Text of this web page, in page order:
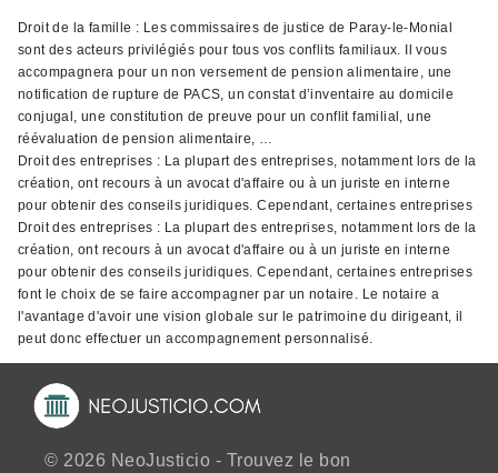
Droit de la famille : Les commissaires de justice de Paray-le-Monial
sont des acteurs privilégiés pour tous vos conflits familiaux. Il vous
accompagnera pour un non versement de pension alimentaire, une
notification de rupture de PACS, un constat d’inventaire au domicile
conjugal, une constitution de preuve pour un conflit familial, une
réévaluation de pension alimentaire, …
Droit des entreprises : La plupart des entreprises, notamment lors de la
création, ont recours à un avocat d'affaire ou à un juriste en interne
pour obtenir des conseils juridiques. Cependant, certaines entreprises
Droit des entreprises : La plupart des entreprises, notamment lors de la
création, ont recours à un avocat d'affaire ou à un juriste en interne
pour obtenir des conseils juridiques. Cependant, certaines entreprises
font le choix de se faire accompagner par un notaire. Le notaire a
l'avantage d'avoir une vision globale sur le patrimoine du dirigeant, il
peut donc effectuer un accompagnement personnalisé.
© 2026 NeoJusticio - Trouvez le bon